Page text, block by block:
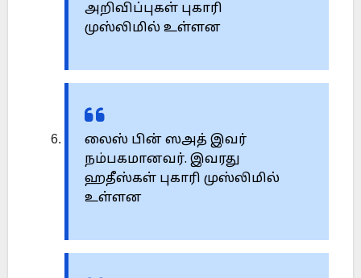
அறிவிப்புகள் புகாரி
முஸ்லிமில் உள்ளன
லைஸ் பின் ஸஅத் இவர்
நம்பகமானவர். இவரது
ஹதீஸ்கள் புகாரி முஸ்லிமில்
உள்ளன